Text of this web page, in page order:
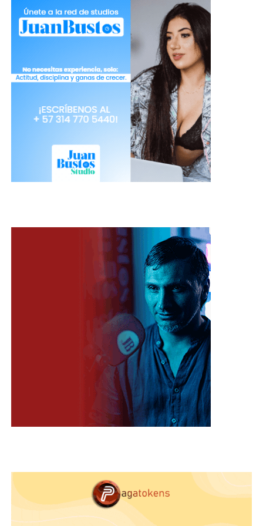
Sérum
Aplica un sérum que aborde tus preocupaciones
específicas, como hidratación, acné, manchas
Aplica un protector solar con al menos SPF 30
todas las mañanas, incluso si no planeas pasar
tiempo al aire libre. La protección solar es esencial
para prevenir el envejecimiento prematuro de la
piel y protegerla de los daños causados por los
Además de adherirte a una rutina de cuidado de la
piel adecuada, existen otros consejos que
Elimina el maquillaje antes de
acostarte.
Bebe mucha agua.